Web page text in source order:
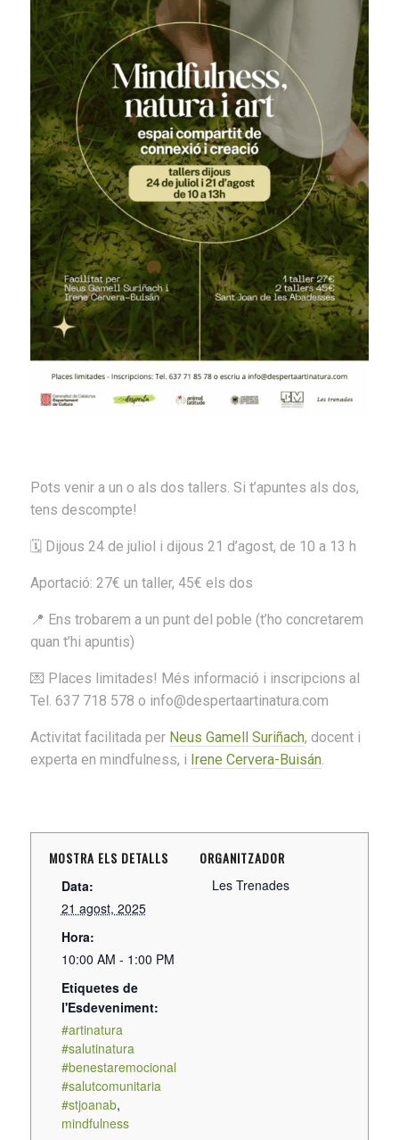
Pots venir a un o als dos tallers. Si t’apuntes als dos,
tens descompte!
🗓️ Dijous 24 de juliol i dijous 21 d’agost, de 10 a 13 h
Aportació: 27€ un taller, 45€ els dos
📍 Ens trobarem a un punt del poble (t’ho concretarem
quan t’hi apuntis)
💌 Places limitades! Més informació i inscripcions al
Tel. 637 718 578 o info@despertaartinatura.com
Activitat facilitada per Neus Gamell Suriñach, docent i
experta en mindfulness, i Irene Cervera-Buisán.
MOSTRA ELS DETALLS
Data:
21 agost, 2025
Hora:
10:00 AM - 1:00 PM
Etiquetes de
l'Esdeveniment:
#artinatura
#salutinatura
#benestaremocional
#salutcomunitaria
#stjoanab,
mindfulness
ORGANITZADOR
Les Trenades